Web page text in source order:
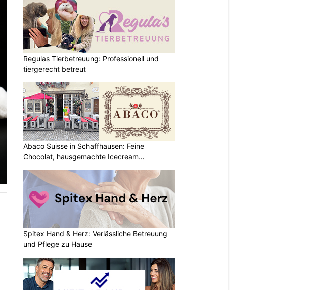
Regulas Tierbetreuung: Professionell und
tiergerecht betreut
Abaco Suisse in Schaffhausen: Feine
Chocolat, hausgemachte Icecream
Spitex Hand & Herz: Verlässliche Betreuung
und Pflege zu Hause